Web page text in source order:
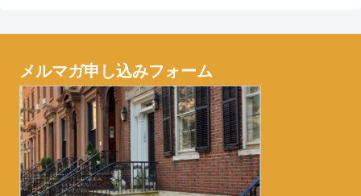
メルマガ申し込みフォーム